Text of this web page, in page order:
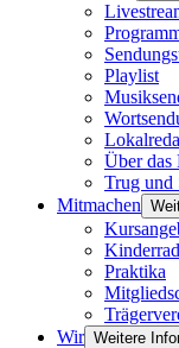
Playlist
Über das
Trug und
Mitmachen
Praktika
Wir Weitere